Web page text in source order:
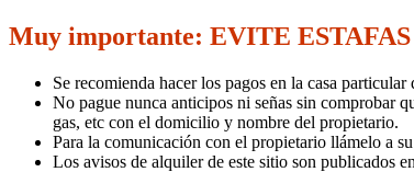
Muy importante: EVITE
Se recomienda hacer los pagos en la casa
No pague nunca anticipos ni señas sin comprobar
gas, etc con el domicilio y nombre del propietario.
Para la comunicación con el propietario llámelo a
Los avisos de alquiler de este sitio son publicados